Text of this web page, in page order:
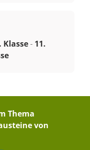
Klasse- 11.
Thema
von